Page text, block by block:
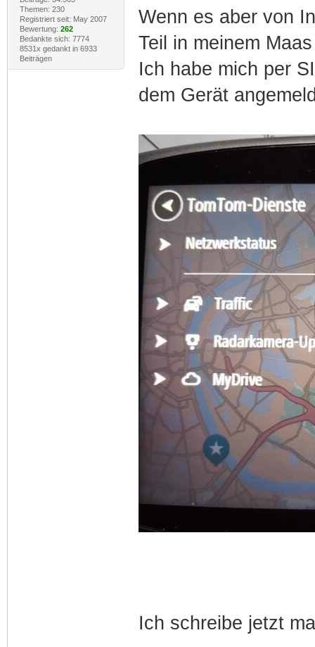
Themen: 230
Registriert seit: May 2007
Bewertung: 262
Bedankte sich: 7774
8531x gedankt in 6933
Beiträgen
Wenn es aber von
Teil in meinem
Ich habe mich per
dem Gerät
Ich schreibe jetzt